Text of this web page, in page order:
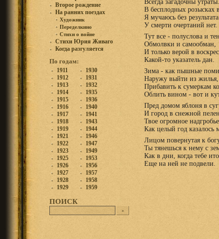
Второе рождение
На ранних поездах
Художник
Переделкино
Стихи о войне
Стихи Юрия Живаго
Когда разгуляется
По годам:
1911
1912
1913
1914
1915
1916
1917
1918
1919
1921
1922
1923
1925
1926
1927
1928
1929
1930
1931
1932
1935
1936
1940
1941
1943
1944
1946
1947
1949
1953
1956
1957
1958
1959
ПОИСК
Bсегда загадочны утраты.
В бесплодных розысках
Я мучаюсь без
У смерти очертаний нет.
Тут все - полуслова и
Обмолвки и самообман,
И только верой в
Какой-то указатель дан.
Зима - как пышные
Наружу выйти из жилья,
Прибавить к сумеркам
Облить вином - вот и
Пред домом яблоня в
И город в снежной
Твое огромное
Как целый год казалось
Лицом повернутая к
Ты тянешься к нему с
Как в дни, когда тебе
Еще на ней не подвели.